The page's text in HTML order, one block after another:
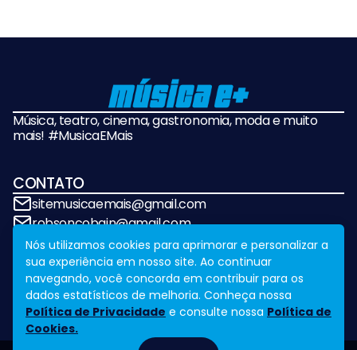
Música, teatro, cinema, gastronomia, moda e muito
mais! #MusicaEMais
CONTATO
sitemusicaemais@gmail.com
robsoncobain@gmail.com
REDES SOCIAIS
Nós utilizamos cookies para aprimorar e personalizar a
sua experiência em nosso site. Ao continuar
navegando, você concorda em contribuir para os
dados estatísticos de melhoria. Conheça nossa
Política de Privacidade e consulte nossa Política de
Cookies.